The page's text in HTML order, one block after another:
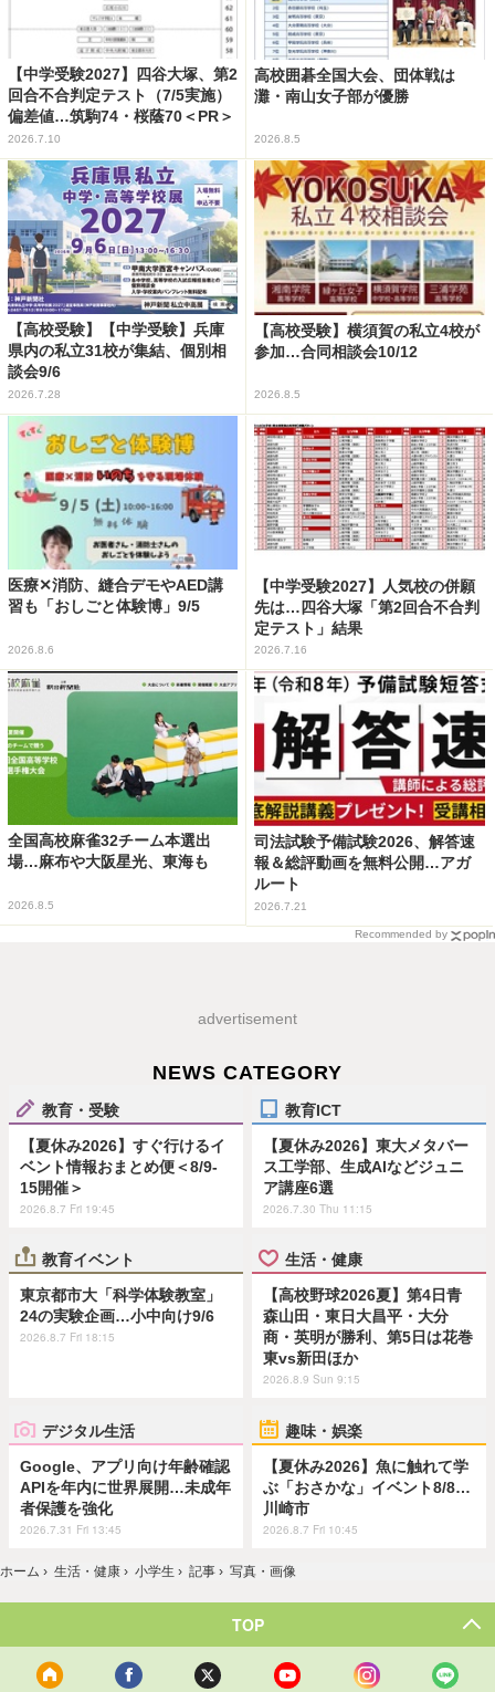
【中学受験2027】四谷大塚、第2
回合不合判定テスト（7/5実施）
偏差値…筑駒74・桜蔭70＜PR＞
2026.7.10
高校囲碁全国大会、団体戦は
灘・南山女子部が優勝
2026.8.5
【高校受験】【中学受験】兵庫
県内の私立31校が集結、個別相
談会9/6
2026.7.28
【高校受験】横須賀の私立4校が
参加…合同相談会10/12
2026.8.5
医療✕消防、縫合デモやAED講
習も「おしごと体験博」9/5
2026.8.6
【中学受験2027】人気校の併願
先は…四谷大塚「第2回合不合判
定テスト」結果
2026.7.16
全国高校麻雀32チーム本選出
場…麻布や大阪星光、東海も
2026.8.5
司法試験予備試験2026、解答速
報＆総評動画を無料公開…アガ
ルート
2026.7.21
Recommended by
advertisement
NEWS CATEGORY
教育・受験
【夏休み2026】すぐ行けるイ
ベント情報おまとめ便＜8/9-
15開催＞
2026.8.7 Fri 19:45
教育ICT
【夏休み2026】東大メタバー
ス工学部、生成AIなどジュニ
ア講座6選
2026.7.30 Thu 11:15
教育イベント
東京都市大「科学体験教室」
24の実験企画…小中向け9/6
2026.8.7 Fri 18:15
生活・健康
【高校野球2026夏】第4日青
森山田・東日大昌平・大分
商・英明が勝利、第5日は花巻
東vs新田ほか
2026.8.9 Sun 9:15
デジタル生活
Google、アプリ向け年齢確認
APIを年内に世界展開…未成年
者保護を強化
2026.7.31 Fri 13:45
趣味・娯楽
【夏休み2026】魚に触れて学
ぶ「おさかな」イベント8/8…
川崎市
2026.8.7 Fri 10:45
ホーム › 生活・健康 › 小学生 › 記事 › 写真・画像
TOP